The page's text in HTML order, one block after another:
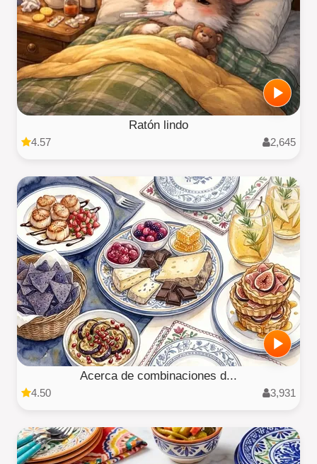
Ratón lindo
4.57 2,645
Acerca de combinaciones d...
4.50 3,931